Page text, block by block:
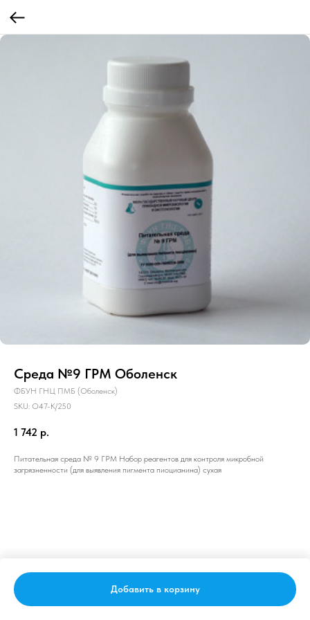
Среда №9 ГРМ Оболенск
ФБУН ГНЦ ПМБ (Оболенск)
SKU: О47-К/250
1 742 р.
Добавить в корзину
Питательная среда № 9 ГРМ Набор реагентов для контроля микробной
загрязненности (для выявления пигмента пиоцианина) сухая